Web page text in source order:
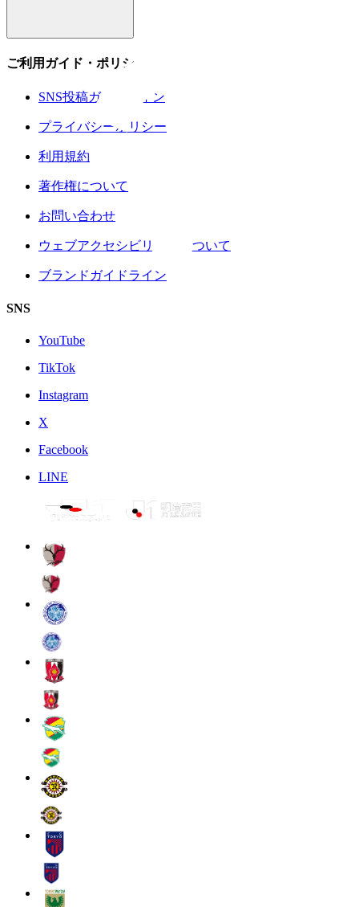
ご利用ガイド・ポリシー
SNS投稿ガイドライン
プライバシーポリシー
利用規約
著作権について
お問い合わせ
ウェブアクセシビリティについて
ブランドガイドライン
SNS
YouTube
TikTok
Instagram
X
Facebook
LINE